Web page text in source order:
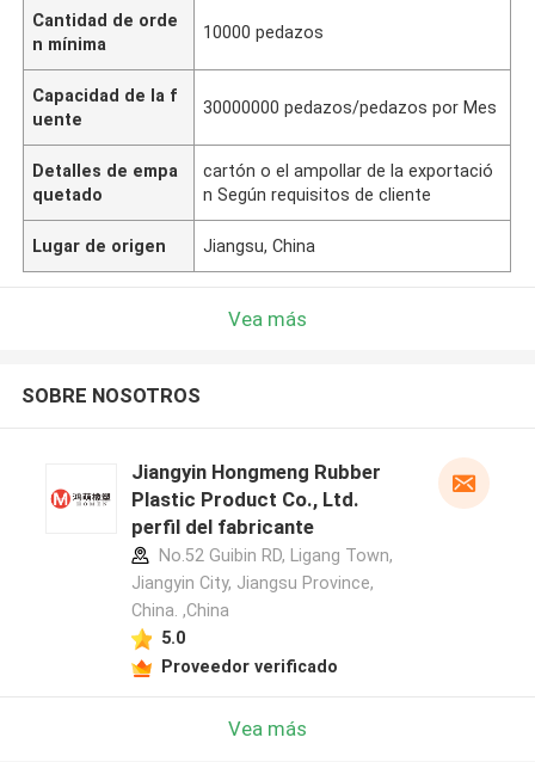
Cantidad de orde
n mínima
10000 pedazos
Capacidad de la f
uente
30000000 pedazos/pedazos por Mes
Detalles de empa
quetado
cartón o el ampollar de la exportació
n Según requisitos de cliente
Lugar de origen Jiangsu, China
Vea más
SOBRE NOSOTROS
Jiangyin Hongmeng Rubber
Plastic Product Co., Ltd.
perfil del fabricante
No.52 Guibin RD, Ligang Town,
Jiangyin City, Jiangsu Province,
China. ,China
5.0
Proveedor verificado
Vea más